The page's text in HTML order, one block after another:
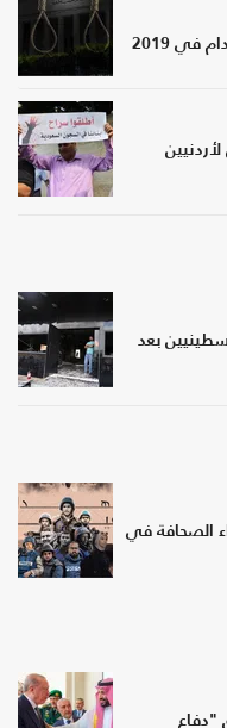
بعد
الصحافة في
"دفاع